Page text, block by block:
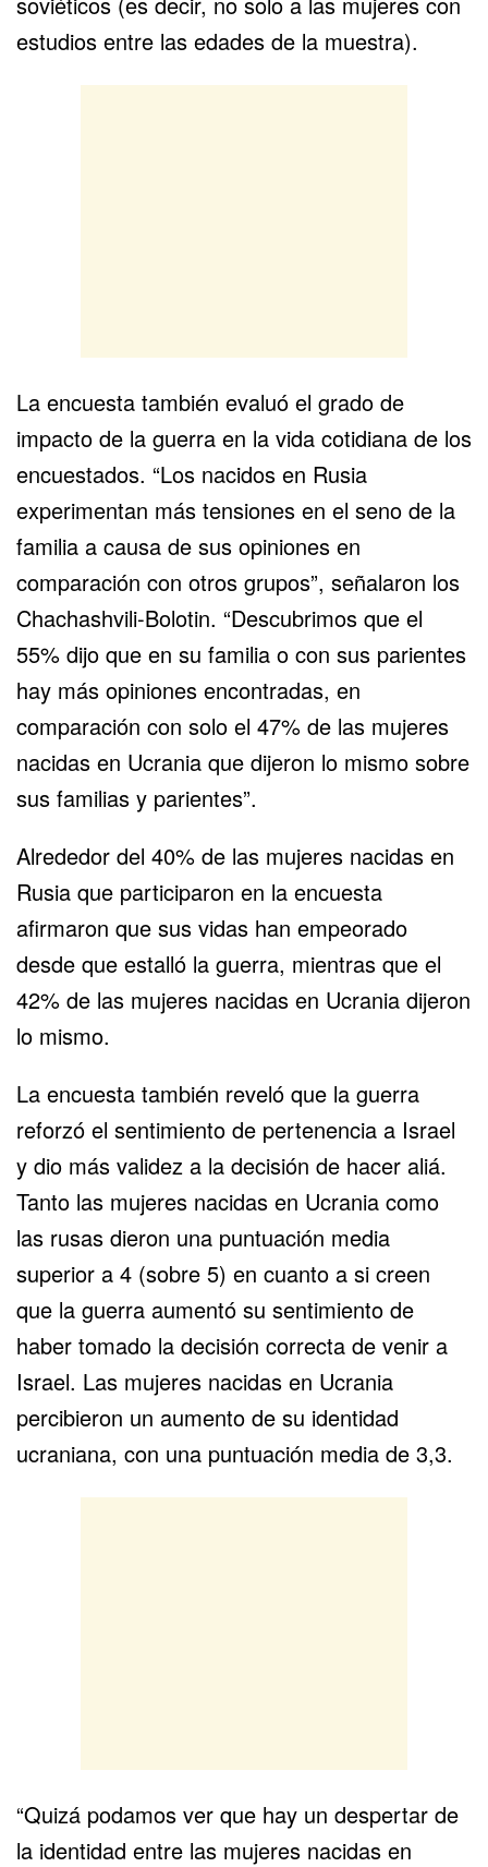
estudios entre las edades de la muestra).
La encuesta también evaluó el grado de
impacto de la guerra en la vida cotidiana de los
encuestados. “Los nacidos en Rusia
experimentan más tensiones en el seno de la
familia a causa de sus opiniones en
comparación con otros grupos”, señalaron los
Chachashvili-Bolotin. “Descubrimos que el
55% dijo que en su familia o con sus parientes
hay más opiniones encontradas, en
comparación con solo el 47% de las mujeres
nacidas en Ucrania que dijeron lo mismo sobre
sus familias y parientes”.
Alrededor del 40% de las mujeres nacidas en
Rusia que participaron en la encuesta
afirmaron que sus vidas han empeorado
desde que estalló la guerra, mientras que el
42% de las mujeres nacidas en Ucrania dijeron
lo mismo.
La encuesta también reveló que la guerra
reforzó el sentimiento de pertenencia a Israel
y dio más validez a la decisión de hacer aliá.
Tanto las mujeres nacidas en Ucrania como
las rusas dieron una puntuación media
superior a 4 (sobre 5) en cuanto a si creen
que la guerra aumentó su sentimiento de
haber tomado la decisión correcta de venir a
Israel. Las mujeres nacidas en Ucrania
percibieron un aumento de su identidad
ucraniana, con una puntuación media de 3,3.
“Quizá podamos ver que hay un despertar de
la identidad entre las mujeres nacidas en